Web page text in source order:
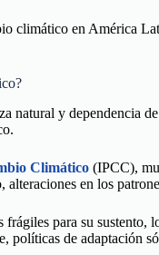
climático en América
natural y dependencia
Climático (IPCC),
alteraciones en los
para su sustento,
de adaptación